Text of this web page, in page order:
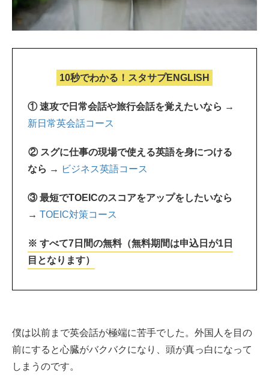
10秒でわかる！スタサプENGLISH
① 速攻で日常会話や旅行会話を覚えたいなら →
新日常英会話コース
② スグに仕事の現場で使える英語を身につける
なら → ビジネス英語コース
③ 最短でTOEICのスコアをアップをしたいなら
→ TOEIC対策コース
※ すべて7日間の無料（無料期間は申込日が1日
目となります）
僕は以前まで英会話が極端に苦手でした。外国人を目の
前にすると心臓がバクバクになり、頭が真っ白になって
しまうのです。